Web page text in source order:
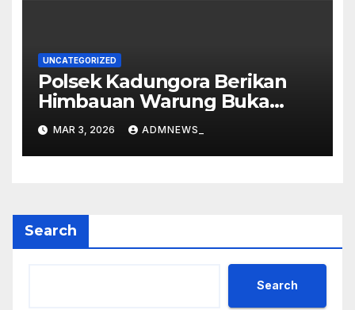
UNCATEGORIZED
Polsek Kadungora Berikan
Himbauan Warung Buka
Siang Hari
MAR 3, 2026 ADMNEWS_
Search
Search